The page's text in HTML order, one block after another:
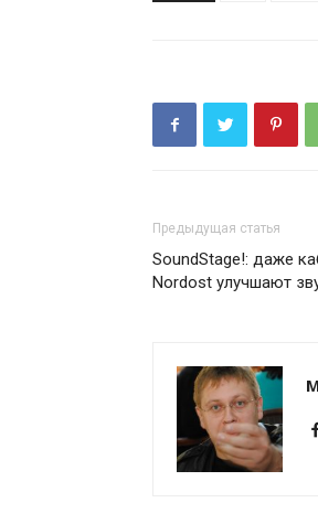
Предыдущая статья
SoundStage!: даже
Nordost улучшают